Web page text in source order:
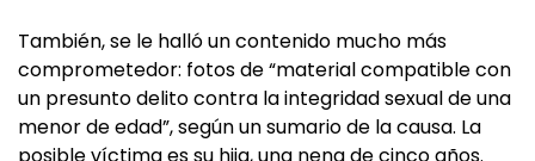
También, se le halló un contenido mucho más
comprometedor: fotos de “material compatible con
un presunto delito contra la integridad sexual de una
menor de edad”, según un sumario de la causa. La